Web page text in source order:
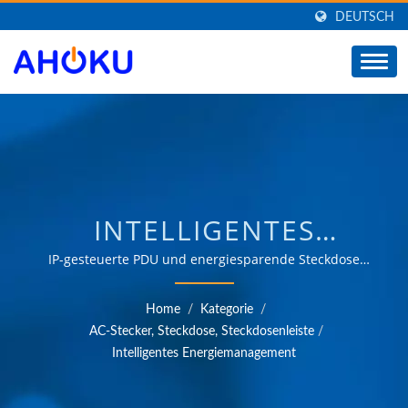
DEUTSCH
INTELLIGENTES
ANBIETER VON AC-
IP-gesteuerte PDU und energiesparende Steckdose
sowie intelligenter WiFi-Stecker und kabelloser
FernsteckerÜber 35 Jahre vertrauensvolle OEM- und
ODM-Erfahrung in der Bereitstellung von Produkten, die
den Anforderungen von
Home / Kategorie
/
AC-Stecker, Steckdose, Steckdosenleiste /
Intelligentes Energiemanagement